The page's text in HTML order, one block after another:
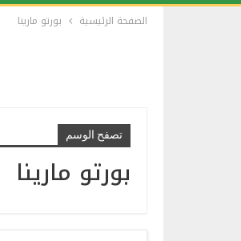
الصفحة الرئيسية بورتو مارينا
تصفح الوسم
بورتو مارينا